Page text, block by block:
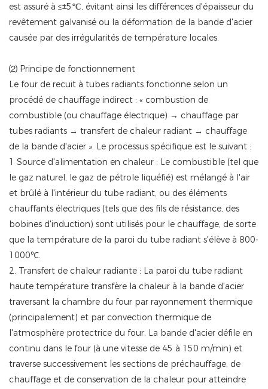
est assuré à ≤±5℃, évitant ainsi les différences d'épaisseur du
revêtement galvanisé ou la déformation de la bande d'acier
causée par des irrégularités de température locales.
⑵ Principe de fonctionnement
Le four de recuit à tubes radiants fonctionne selon un
procédé de chauffage indirect : « combustion de
combustible (ou chauffage électrique) → chauffage par
tubes radiants → transfert de chaleur radiant → chauffage
de la bande d'acier ». Le processus spécifique est le suivant :
1 Source d'alimentation en chaleur : Le combustible (tel que
le gaz naturel, le gaz de pétrole liquéfié) est mélangé à l'air
et brûlé à l'intérieur du tube radiant, ou des éléments
chauffants électriques (tels que des fils de résistance, des
bobines d'induction) sont utilisés pour le chauffage, de sorte
que la température de la paroi du tube radiant s'élève à 800-
1000℃.
2. Transfert de chaleur radiante : La paroi du tube radiant
haute température transfère la chaleur à la bande d'acier
traversant la chambre du four par rayonnement thermique
(principalement) et par convection thermique de
l'atmosphère protectrice du four. La bande d'acier défile en
continu dans le four (à une vitesse de 45 à 150 m/min) et
traverse successivement les sections de préchauffage, de
chauffage et de conservation de la chaleur pour atteindre